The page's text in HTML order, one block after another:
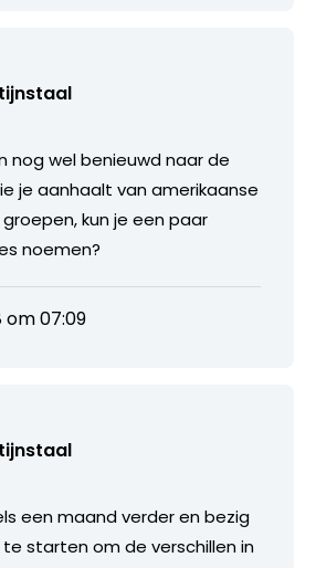
nog wel benieuwd naar de
je aanhaalt van amerikaanse
kun je een paar
noemen?
om 07:09
een maand verder en bezig
starten om de verschillen in